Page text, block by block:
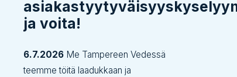
ja voita!
6.7.2026 Me Tampereen Vedessä
teemme töitä laadukkaan ja